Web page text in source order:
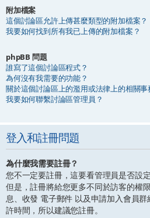
附加檔案
這個討論區允許上傳甚麼類型的附加檔案？
我要如何找到所有我已上傳的附加檔案？
phpBB 問題
誰寫了這個討論區程式？
為何沒有我需要的功能？
關於這個討論區上的濫用或法律上的相關
我要如何聯繫討論區管理員？
登入和註冊問題
為什麼我需要註冊？
您不一定要註冊，這要看管理員是否設
但是，註冊將給您更多不同於訪客的權
息、收發 電子郵件 以及申請加入會員
許時間，所以建議您註冊。